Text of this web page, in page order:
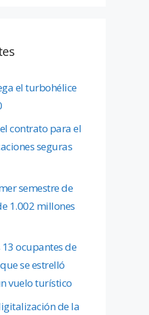
el turbohélice
contrato para el
seguras
semestre de
1.002 millones
ocupantes de
se estrelló
vuelo turístico
de la